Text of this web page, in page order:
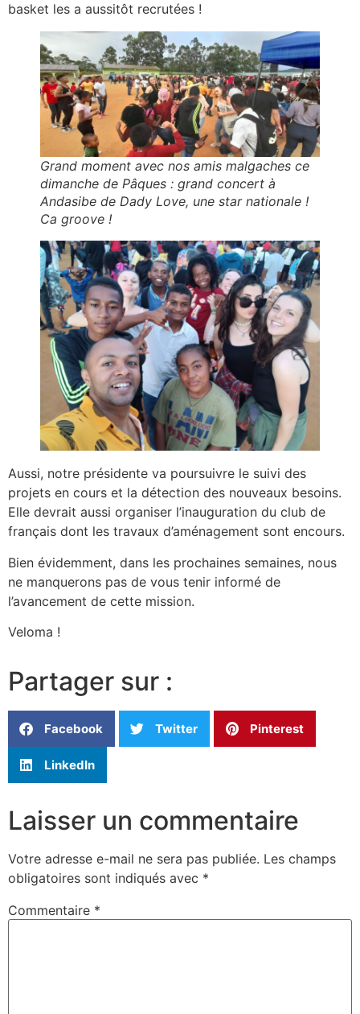
basket les a aussitôt recrutées !
Grand moment avec nos amis malgaches ce
dimanche de Pâques : grand concert à
Andasibe de Dady Love, une star nationale !
Ca groove !
Aussi, notre présidente va poursuivre le suivi des
projets en cours et la détection des nouveaux besoins.
Elle devrait aussi organiser l’inauguration du club de
français dont les travaux d’aménagement sont encours.
Bien évidemment, dans les prochaines semaines, nous
ne manquerons pas de vous tenir informé de
l’avancement de cette mission.
Veloma !
Partager sur :
Facebook Twitter Pinterest
LinkedIn
Laisser un commentaire
Votre adresse e-mail ne sera pas publiée. Les champs
obligatoires sont indiqués avec *
Commentaire *